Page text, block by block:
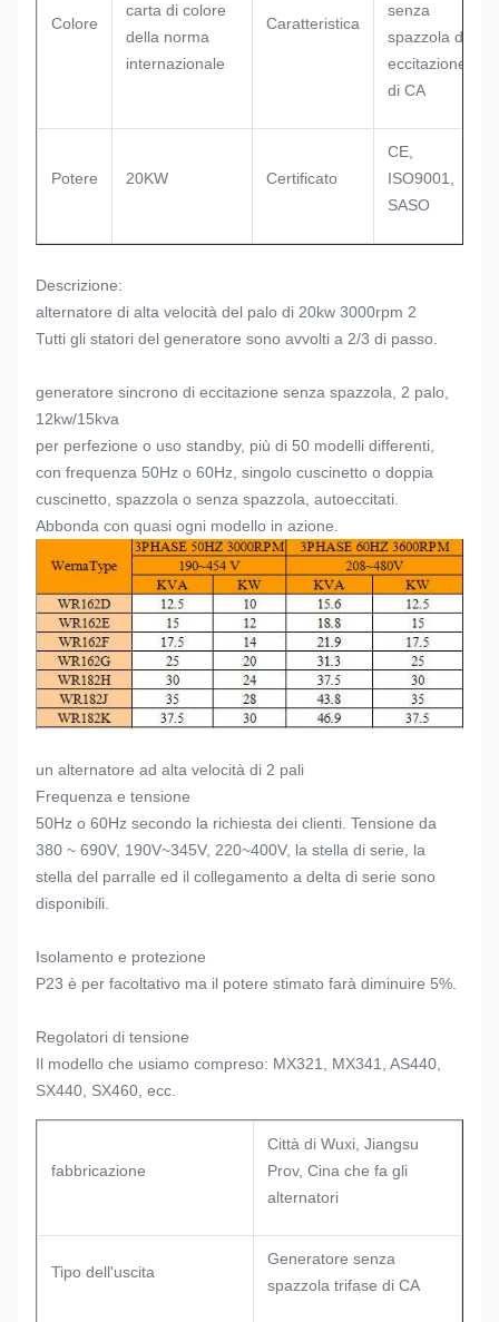
Colore
carta di colore
della norma
internazionale
Caratteristica
senza
spazzola di
eccitazione
di CA
Potere 20KW Certificato
CE,
ISO9001,
SASO
Descrizione:
alternatore di alta velocità del palo di 20kw 3000rpm 2
Tutti gli statori del generatore sono avvolti a 2/3 di passo.
generatore sincrono di eccitazione senza spazzola, 2 palo,
12kw/15kva
per perfezione o uso standby, più di 50 modelli differenti,
con frequenza 50Hz o 60Hz, singolo cuscinetto o doppia
cuscinetto, spazzola o senza spazzola, autoeccitati.
Abbonda con quasi ogni modello in azione.
un alternatore ad alta velocità di 2 pali
Frequenza e tensione
50Hz o 60Hz secondo la richiesta dei clienti. Tensione da
380 ~ 690V, 190V~345V, 220~400V, la stella di serie, la
stella del parralle ed il collegamento a delta di serie sono
disponibili.
Isolamento e protezione
P23 è per facoltativo ma il potere stimato farà diminuire 5%.
Regolatori di tensione
Il modello che usiamo compreso: MX321, MX341, AS440,
SX440, SX460, ecc.
fabbricazione
Città di Wuxi, Jiangsu
Prov, Cina che fa gli
alternatori
Tipo dell'uscita
Generatore senza
spazzola trifase di CA